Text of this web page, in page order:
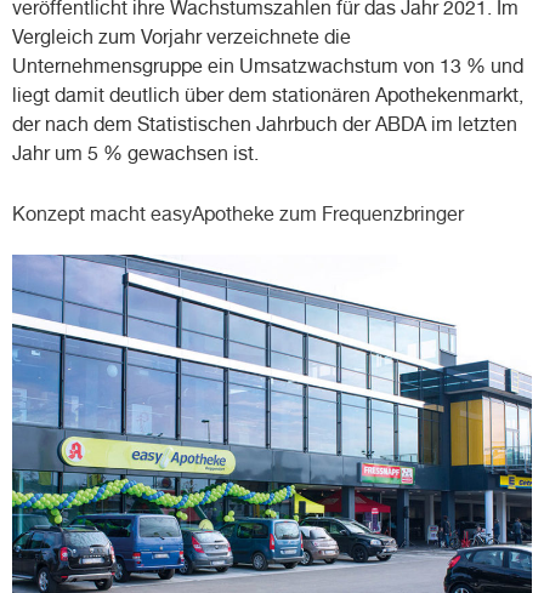
veröffentlicht ihre Wachstumszahlen für das Jahr 2021. Im
Vergleich zum Vorjahr verzeichnete die
Unternehmensgruppe ein Umsatzwachstum von 13 % und
liegt damit deutlich über dem stationären Apothekenmarkt,
der nach dem Statistischen Jahrbuch der ABDA im letzten
Jahr um 5 % gewachsen ist.
Konzept macht easyApotheke zum Frequenzbringer